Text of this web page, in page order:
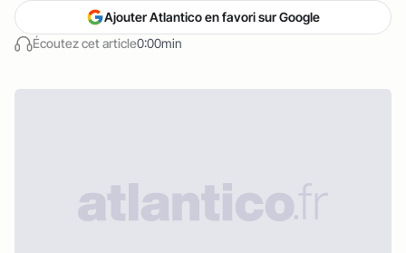
Écoutez cet article0:00min
Ajouter Atlantico en favori sur Google